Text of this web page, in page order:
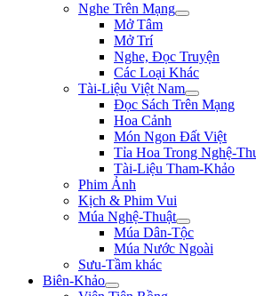
Nghe Trên Mạng
Mở Tâm
Mở Trí
Nghe, Đọc Truyện
Các Loại Khác
Tài-Liệu Việt Nam
Đọc Sách Trên Mạng
Hoa Cảnh
Món Ngon Đất Việt
Tỉa Hoa Trong Nghệ-
Tài-Liệu Tham-Khảo
Phim Ảnh
Kịch & Phim Vui
Múa Nghệ-Thuật
Múa Dân-Tộc
Múa Nước Ngoài
Sưu-Tầm khác
Biên-Khảo